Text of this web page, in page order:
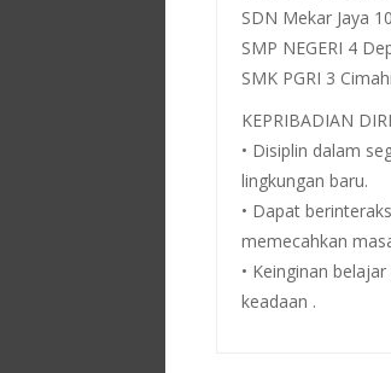
SDN Mekar Jaya
SMP NEGERI 4
SMK PGRI 3
KEPRIBADIAN DIRI
• Disiplin dalam
lingkungan baru.
• Dapat
memecahkan
• Keinginan
keadaan .